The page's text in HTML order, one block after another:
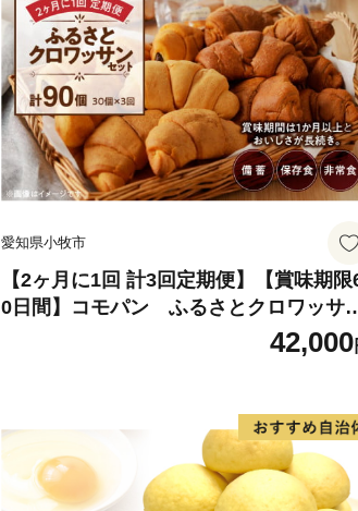
量を誇る「ほしい
大人まで皆に愛さ
＜ひたちなか海浜
ひたちなか海浜鉄
た歴史あるローカ
愛されています。
築100年を超えた
選出されています
後、国営ひたち海
は、それぞれの
ショートトリップ
愛知県小牧市
【2ヶ月に1回 計3回定期便】【賞味期限
0日間】コモパン ふるさとクロワッサ
セット（計90個）／災害用備蓄 保存食
42,000